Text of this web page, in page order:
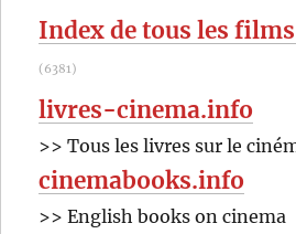
Index de tous les
(6381)
livres-cinema.info
>> Tous les livres sur le
cinemabooks.info
>> English books on cinema